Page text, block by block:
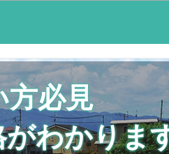
方必見
わかりま